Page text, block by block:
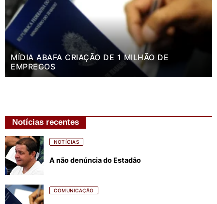
MÍDIA ABAFA CRIAÇÃO DE 1 MILHÃO DE
EMPREGOS
Notícias recentes
NOTÍCIAS
A não denúncia do Estadão
COMUNICAÇÃO